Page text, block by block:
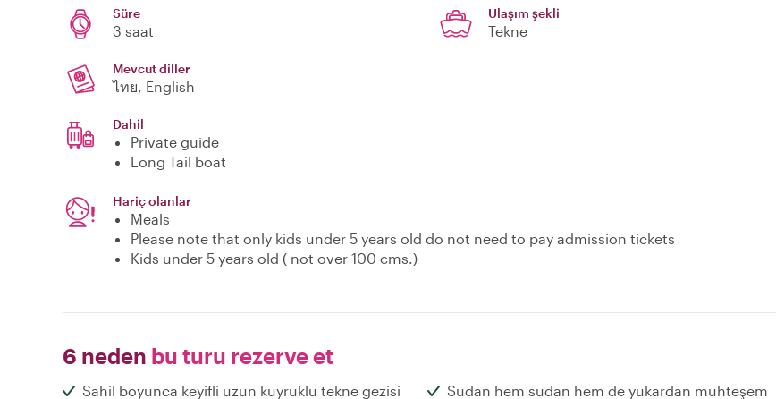
Süre
3 saat
Ulaşım şekli
Tekne
Mevcut diller
ไทย, English
Dahil
Private guide
Long Tail boat
Hariç olanlar
Meals
Please note that only kids under 5 years old do not need to pay admission tickets
Kids under 5 years old ( not over 100 cms.)
6 neden bu turu rezerve et
Sahil boyunca keyifli uzun kuyruklu tekne gezisi
Sudan hem sudan hem de yukardan muhteşem